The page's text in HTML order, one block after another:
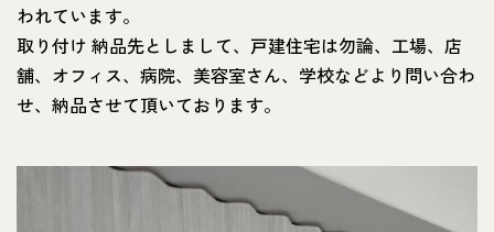
われています。
取り付け 納品先としまして、戸建住宅は勿論、工場、店
舗、オフィス、病院、美容室さん、学校などより問い合わ
せ、納品させて頂いております。